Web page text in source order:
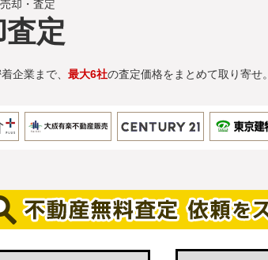
却・査定
定
企業まで、 最大6社の査定価格をまとめて取り寄せ。